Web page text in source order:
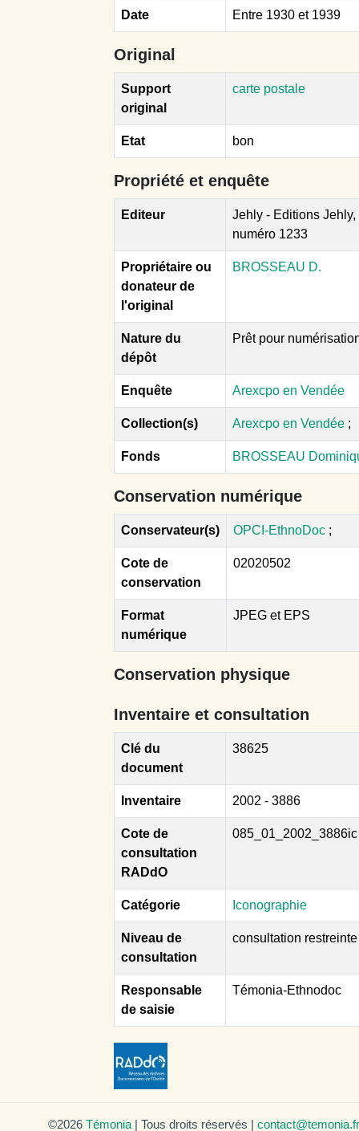
Date Entre 1930 et 1939
Original
Support
original
carte postale
Etat bon
Propriété et enquête
Editeur
Jehly - Editions
numéro 1233
Propriétaire ou
donateur de
l'original
BROSSEAU D.
Nature du
dépôt
Prêt pour
Enquête Arexcpo en Vendée
Collection(s) Arexcpo en Vendée ;
Fonds BROSSEAU
Conservation numérique
Conservateur(s) OPCI-EthnoDoc ;
Cote de
conservation
02020502
Format
numérique
JPEG et EPS
Conservation physique
Inventaire et consultation
Clé du
document
38625
Inventaire 2002 - 3886
Cote de
consultation
RADdO
085_01_2002_3886ic
Catégorie Iconographie
Niveau de
consultation
consultation restreinte
Responsable
de saisie
Témonia-Ethnodoc
©2026 Témonia | Tous droits réservés | contact@temonia.fr